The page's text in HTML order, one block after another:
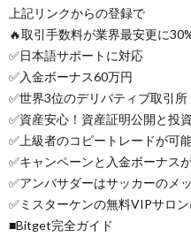
上記リンクからの登録で
🔥取引手数料が業界最安更に
✅日本語サポートに対応
✅入金ボーナス60万円
✅世界3位のデリバティブ取引所
✅資産安心！資産証明公開と投
✅上級者のコピートレードが可
✅キャンペーンと入金ボーナス
✅アンバサダーはサッカーのメ
✅ミスターケンの無料VIPサロ
■Bitget完全ガイド